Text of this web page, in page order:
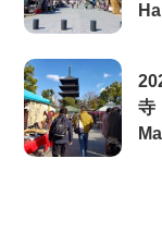
寺